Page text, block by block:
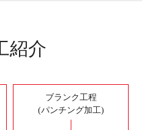
紹介
ブランク工程
(パンチング加工)